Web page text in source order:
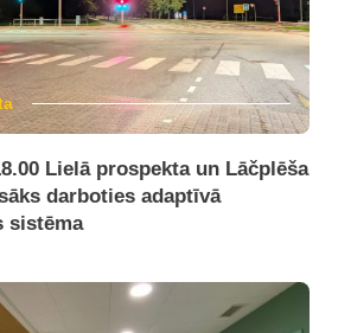
Lielā prospekta un Lāčplēša
darboties adaptīvā
sistēma